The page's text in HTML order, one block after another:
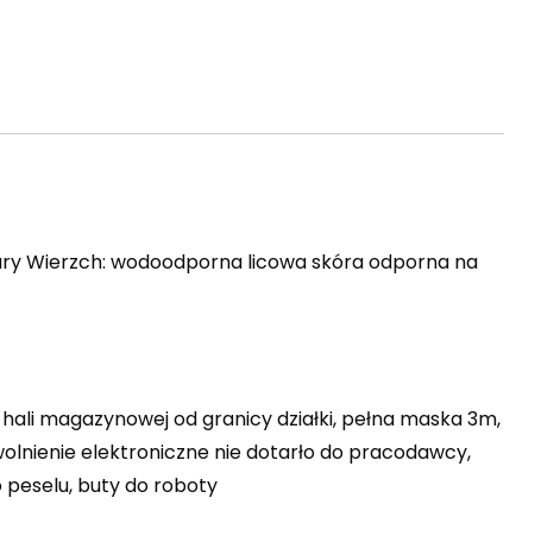
Wierzch: wodoodporna licowa skóra odporna na
magazynowej od granicy działki, pełna maska 3m,
elektroniczne nie dotarło do pracodawcy,
peselu, buty do roboty